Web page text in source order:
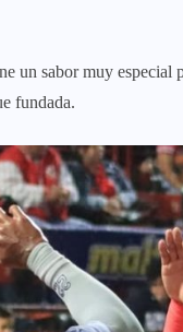
un sabor muy especial
fundada.